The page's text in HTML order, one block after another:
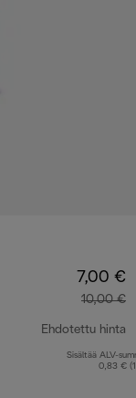
7,00 €
10,00 €
Ehdotettu hinta
Sisältää ALV-
0,83 €